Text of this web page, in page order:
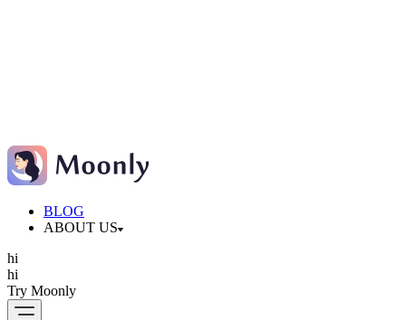
BLOG
ABOUT US
hi
hi
Try Moonly